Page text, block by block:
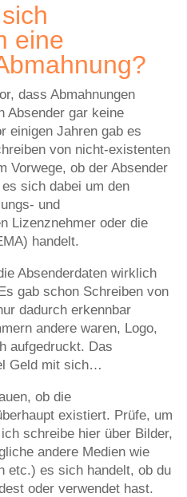
eine
dass Abmahnungen
Absender gar keine
einigen Jahren gab es
von nicht-existenten
Vorwege, ob der Absender
sich dabei um den
und
Lizenznehmer oder die
handelt.
Absenderdaten wirklich
gab schon Schreiben von
dadurch erkennbar
andere waren, Logo,
aufgedruckt. Das
Geld mit sich…
ob die
existiert. Prüfe, um
schreibe hier über Bilder,
andere Medien wie
etc.) es sich handelt, ob du
oder verwendet hast.